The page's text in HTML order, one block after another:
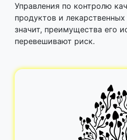
Управления по контролю
продуктов и
значит, преимущества его
перевешивают риск.